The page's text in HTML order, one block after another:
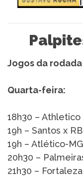
Jogos da rodada
Quarta-feira:
18h30 – Athletico
19h – Santos x
19h – Atlético-
20h30 –
21h30 –